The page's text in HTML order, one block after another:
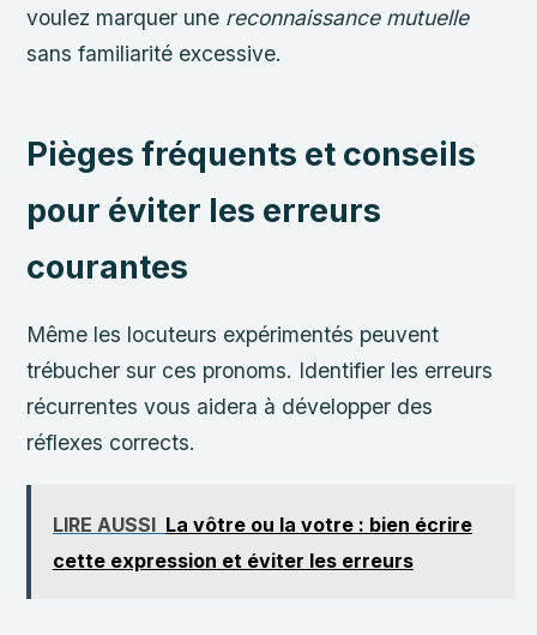
voulez marquer une reconnaissance mutuelle
sans familiarité excessive.
Pièges fréquents et conseils
pour éviter les erreurs
courantes
Même les locuteurs expérimentés peuvent
trébucher sur ces pronoms. Identifier les erreurs
récurrentes vous aidera à développer des
réflexes corrects.
LIRE AUSSI La vôtre ou la votre : bien écrire
cette expression et éviter les erreurs